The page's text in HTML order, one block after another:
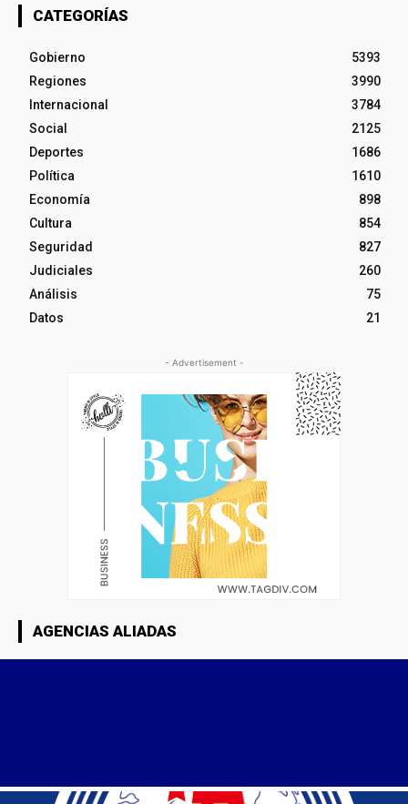
CATEGORÍAS
Gobierno
5393
Regiones
3990
Internacional
3784
Social
2125
Deportes
1686
Política
1610
Economía
898
Cultura
854
Seguridad
827
Judiciales
260
Análisis
75
Datos
21
- Advertisement -
AGENCIAS ALIADAS